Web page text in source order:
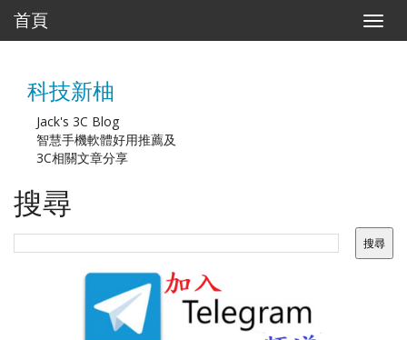
T
o
o
首頁
科技新柚
Jack's 3C Blog
智慧手機軟體好用推薦及
3C相關文章分享
搜尋